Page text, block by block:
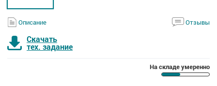
Описание Отзывы
Скачать
тех. задание
На складе умеренно